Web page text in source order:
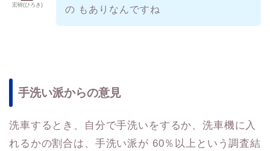
宏樹(ひろき)
の もありなんですね
手洗い派からの意見
洗車するとき、自分で手洗いをするか、洗車機に入
れるかの割合は、手洗い派が 60％以上という調査結